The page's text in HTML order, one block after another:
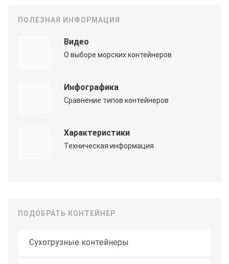
ПОЛЕЗНАЯ ИНФОРМАЦИЯ
Видео
О выборе морских контейнеров
Инфографика
Сравнение типов контейнеров
Характеристики
Техническая информация
ПОДОБРАТЬ КОНТЕЙНЕР